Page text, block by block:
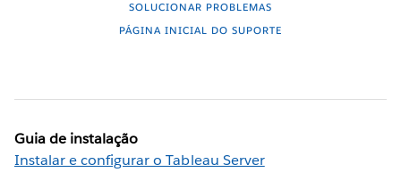
SOLUCIONAR PROBLEMAS
PÁGINA INICIAL DO SUPORTE
Guia de instalação
Instalar e configurar o Tableau Server